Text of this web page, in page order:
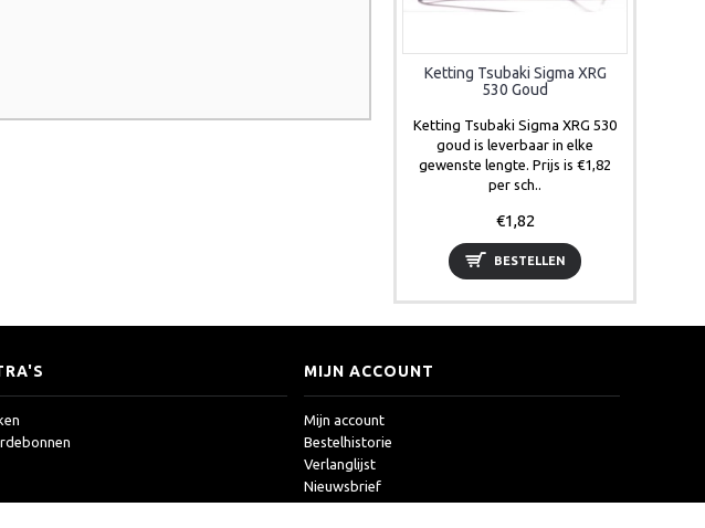
Ketting Tsubaki Sigma XRG
530 Goud
Ketting Tsubaki Sigma XRG 530
goud is leverbaar in elke
gewenste lengte. Prijs is €1,82
per sch..
€1,82
BESTELLEN
MIJN ACCOUNT
Mijn account
Bestelhistorie
Verlanglijst
Nieuwsbrief